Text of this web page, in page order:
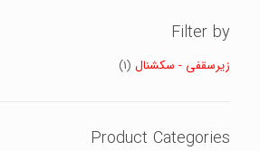
Filter by
زیرسقفی - سکشنال (1)
Product Categories